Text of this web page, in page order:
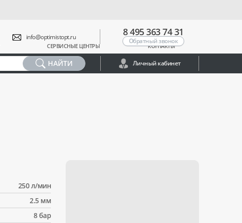
СЕРВИСНЫЕ ЦЕНТРЫ КОНТАКТЫ
info@optimistopt.ru 8 495 363 74 31
Обратный звонок
НАЙТИ Личный кабинет
250 л/мин
2.5 мм
8 бар